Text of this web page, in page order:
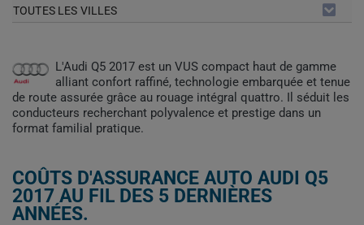
TOUTES LES VILLES
L'Audi Q5 2017 est un VUS compact haut de gamme
alliant confort raffiné, technologie embarquée et tenue
de route assurée grâce au rouage intégral quattro. Il séduit les
conducteurs recherchant polyvalence et prestige dans un
format familial pratique.
COÛTS D'ASSURANCE AUTO AUDI Q5
2017 AU FIL DES 5 DERNIÈRES
ANNÉES.